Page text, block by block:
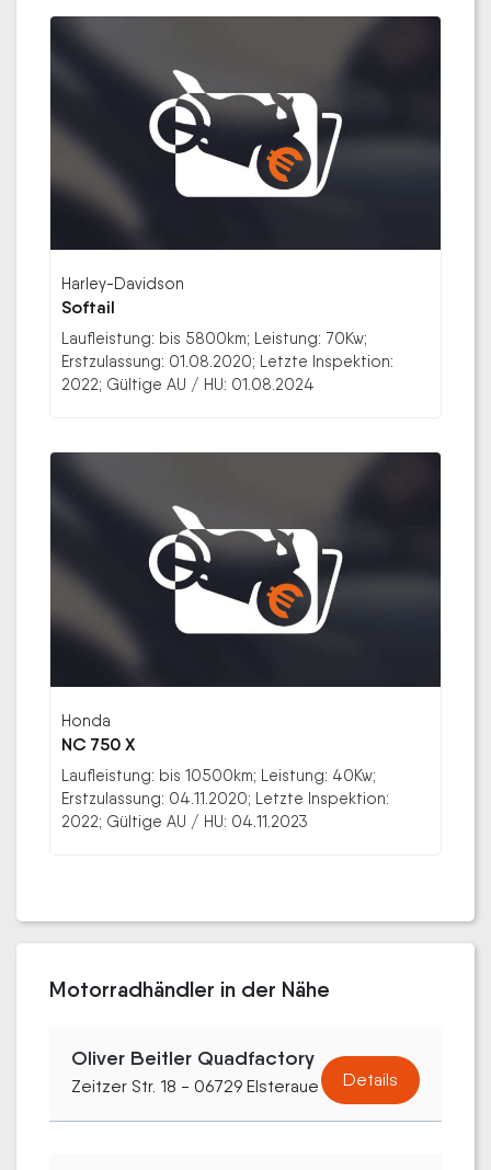
Harley-Davidson
Softail
Laufleistung: bis 5800km; Leistung: 70Kw;
Erstzulassung: 01.08.2020; Letzte Inspektion:
2022; Gültige AU / HU: 01.08.2024
Honda
NC 750 X
Laufleistung: bis 10500km; Leistung: 40Kw;
Erstzulassung: 04.11.2020; Letzte Inspektion:
2022; Gültige AU / HU: 04.11.2023
Motorradhändler in der Nähe
Oliver Beitler Quadfactory
Zeitzer Str. 18 - 06729 Elsteraue Details